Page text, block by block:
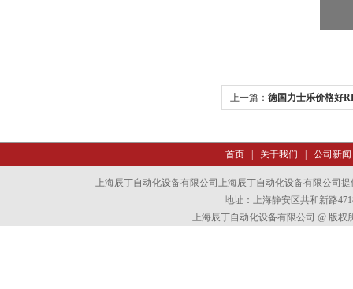
上一篇： 德国力士乐价格好
首页| 关于我们 公司新闻
上海辰丁自动化设备有限公司上海辰丁自动化设备有限公司提
地址：上海静安区共和新路
上海辰丁自动化设备有限公司 @ 版权